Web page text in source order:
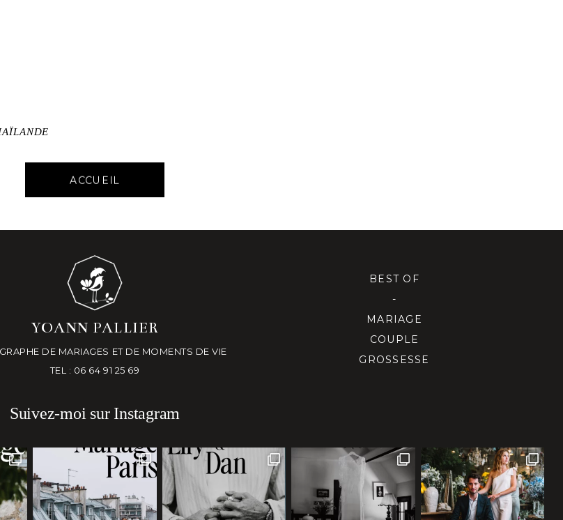
ACCUEIL
YOANN PALLIER
DE MARIAGES ET DE MOMENTS DE VIE
TEL : 06 64 91 25 69
BEST OF
-
MARIAGE
COUPLE
GROSSESSE
Suivez-moi sur Instagram